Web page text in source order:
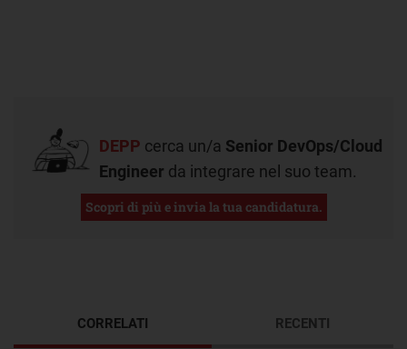
DEPP cerca un/a Senior DevOps/Cloud
Engineer da integrare nel suo team.
Scopri di più e invia la tua candidatura.
CORRELATI RECENTI